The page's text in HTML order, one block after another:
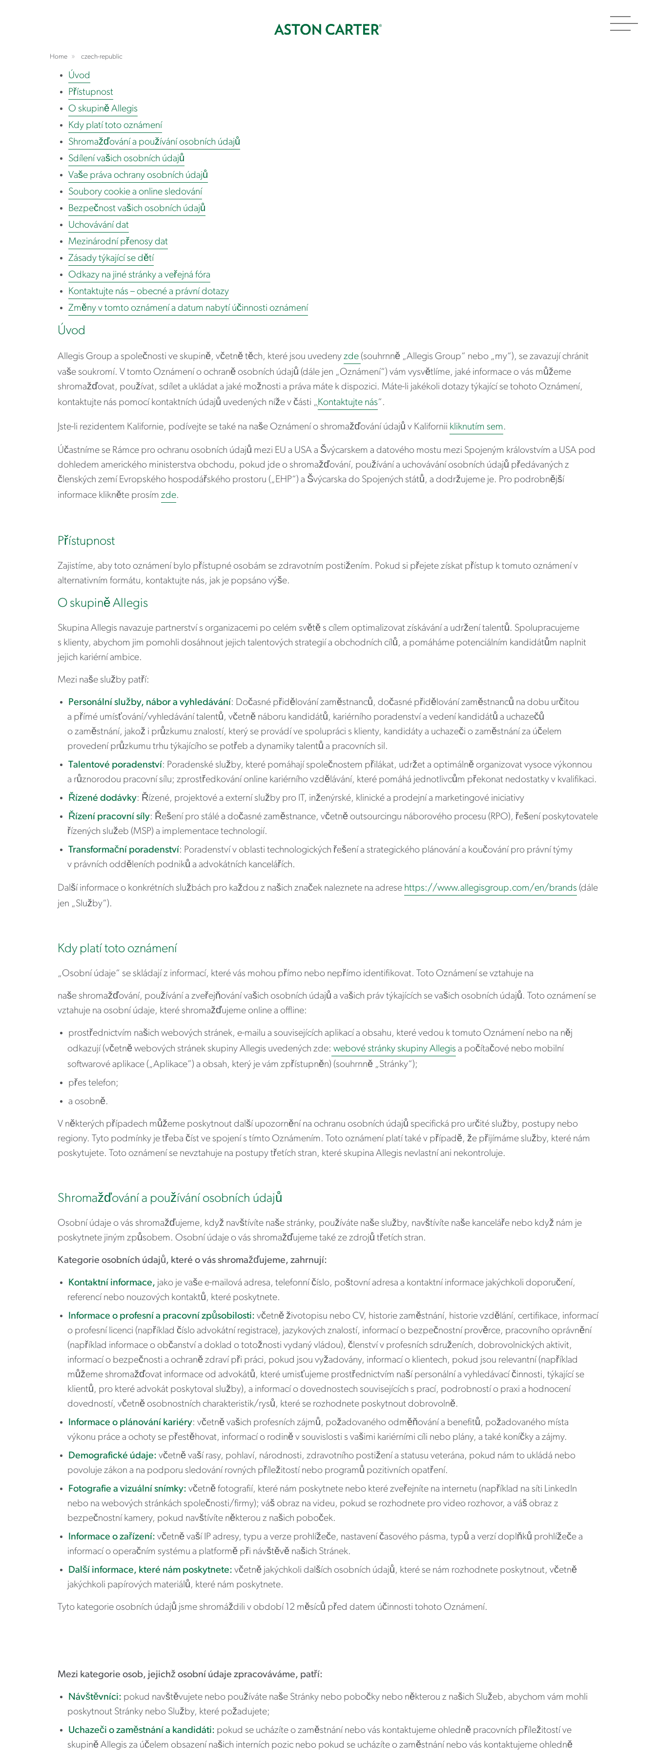
Toggle
Home czech-republic
Úvod
Přístupnost
O skupině Allegis
Kdy platí toto oznámení
Shromažďování a používání osobních údajů
Sdílení vašich osobních údajů
Vaše práva ochrany osobních údajů
Soubory cookie a online sledování
Bezpečnost vašich osobních údajů
Uchovávání dat
Mezinárodní přenosy dat
Zásady týkající se dětí
Odkazy na jiné stránky a veřejná fóra
Kontaktujte nás – obecné a právní dotazy
Změny v tomto oznámení a datum nabytí účinnosti oznámení
Úvod
Allegis Group a společnosti ve skupině, včetně těch, které jsou uvedeny zde (souhrnně „Allegis Group“ nebo „my“), se zavazují chránit
vaše soukromí. V tomto Oznámení o ochraně osobních údajů (dále jen „Oznámení“) vám vysvětlíme, jaké informace o vás můžeme
shromažďovat, používat, sdílet a ukládat a jaké možnosti a práva máte k dispozici. Máte-li jakékoli dotazy týkající se tohoto Oznámení,
kontaktujte nás pomocí kontaktních údajů uvedených níže v části „ Kontaktujte nás“.
Jste-li rezidentem Kalifornie, podívejte se také na naše Oznámení o shromažďování údajů v Kalifornii kliknutím sem.
Účastníme se Rámce pro ochranu osobních údajů mezi EU a USA a Švýcarskem a datového mostu mezi Spojeným královstvím a USA pod
dohledem amerického ministerstva obchodu, pokud jde o shromažďování, používání a uchovávání osobních údajů předávaných z
členských zemí Evropského hospodářského prostoru („EHP“) a Švýcarska do Spojených států, a dodržujeme je. Pro podrobnější
informace klikněte prosím zde.
Přístupnost
Zajistíme, aby toto oznámení bylo přístupné osobám se zdravotním postižením. Pokud si přejete získat přístup k tomuto oznámení v
alternativním formátu, kontaktujte nás, jak je popsáno výše.
O skupině Allegis
Skupina Allegis navazuje partnerství s organizacemi po celém světě s cílem optimalizovat získávání a udržení talentů. Spolupracujeme
s klienty, abychom jim pomohli dosáhnout jejich talentových strategií a obchodních cílů, a pomáháme potenciálním kandidátům naplnit
jejich kariérní ambice.
Mezi naše služby patří:
Personální služby, nábor a vyhledávání: Dočasné přidělování zaměstnanců, dočasné přidělování zaměstnanců na dobu určitou
a přímé umísťování/vyhledávání talentů, včetně náboru kandidátů, kariérního poradenství a vedení kandidátů a uchazečů
o zaměstnání, jakož i průzkumu znalostí, který se provádí ve spolupráci s klienty, kandidáty a uchazeči o zaměstnání za účelem
provedení průzkumu trhu týkajícího se potřeb a dynamiky talentů a pracovních sil.
Talentové poradenství: Poradenské služby, které pomáhají společnostem přilákat, udržet a optimálně organizovat vysoce výkonnou
a různorodou pracovní sílu; zprostředkování online kariérního vzdělávání, které pomáhá jednotlivcům překonat nedostatky v kvalifikaci.
Řízené dodávky: Řízené, projektové a externí služby pro IT, inženýrské, klinické a prodejní a marketingové iniciativy
Řízení pracovní síly: Řešení pro stálé a dočasné zaměstnance, včetně outsourcingu náborového procesu (RPO), řešení poskytovatele
řízených služeb (MSP) a implementace technologií.
Transformační poradenství: Poradenství v oblasti technologických řešení a strategického plánování a koučování pro právní týmy
v právních odděleních podniků a advokátních kancelářích.
Další informace o konkrétních službách pro každou z našich značek naleznete na adrese https://www.allegisgroup.com/en/brands (dále
jen „Služby“).
Kdy platí toto oznámení
„Osobní údaje“ se skládají z informací, které vás mohou přímo nebo nepřímo identifikovat. Toto Oznámení se vztahuje na
naše shromažďování, používání a zveřejňování vašich osobních údajů a vašich práv týkajících se vašich osobních údajů. Toto oznámení se
vztahuje na osobní údaje, které shromažďujeme online a offline:
prostřednictvím našich webových stránek, e-mailu a souvisejících aplikací a obsahu, které vedou k tomuto Oznámení nebo na něj
odkazují (včetně webových stránek skupiny Allegis uvedených zde: webové stránky skupiny Allegis a počítačové nebo mobilní
softwarové aplikace („Aplikace”) a obsah, který je vám zpřístupněn) (souhrnně „Stránky“);
přes telefon;
a osobně.
V některých případech můžeme poskytnout další upozornění na ochranu osobních údajů specifická pro určité služby, postupy nebo
regiony. Tyto podmínky je třeba číst ve spojení s tímto Oznámením. Toto oznámení platí také v případě, že přijímáme služby, které nám
poskytujete. Toto oznámení se nevztahuje na postupy třetích stran, které skupina Allegis nevlastní ani nekontroluje.
Shromažďování a používání osobních údajů
Osobní údaje o vás shromažďujeme, když navštívíte naše stránky, používáte naše služby, navštívíte naše kanceláře nebo když nám je
poskytnete jiným způsobem. Osobní údaje o vás shromažďujeme také ze zdrojů třetích stran.
Kategorie osobních údajů, které o vás shromažďujeme, zahrnují:
Kontaktní informace, jako je vaše e-mailová adresa, telefonní číslo, poštovní adresa a kontaktní informace jakýchkoli doporučení,
referencí nebo nouzových kontaktů, které poskytnete.
Informace o profesní a pracovní způsobilosti: včetně životopisu nebo CV, historie zaměstnání, historie vzdělání, certifikace, informací
o profesní licenci (například číslo advokátní registrace), jazykových znalostí, informací o bezpečnostní prověrce, pracovního oprávnění
(například informace o občanství a doklad o totožnosti vydaný vládou), členství v profesních sdruženích, dobrovolnických aktivit,
informací o bezpečnosti a ochraně zdraví při práci, pokud jsou vyžadovány, informací o klientech, pokud jsou relevantní (například
můžeme shromažďovat informace od advokátů, které umisťujeme prostřednictvím naší personální a vyhledávací činnosti, týkající se
klientů, pro které advokát poskytoval služby), a informací o dovednostech souvisejících s prací, podrobností o praxi a hodnocení
dovedností, včetně osobnostních charakteristik/rysů, které se rozhodnete poskytnout dobrovolně.
Informace o plánování kariéry: včetně vašich profesních zájmů, požadovaného odměňování a benefitů, požadovaného místa
výkonu práce a ochoty se přestěhovat, informací o rodině v souvislosti s vašimi kariérními cíli nebo plány, a také koníčky a zájmy.
Demografické údaje: včetně vaší rasy, pohlaví, národnosti, zdravotního postižení a statusu veterána, pokud nám to ukládá nebo
povoluje zákon a na podporu sledování rovných příležitostí nebo programů pozitivních opatření.
Fotografie a vizuální snímky: včetně fotografií, které nám poskytnete nebo které zveřejníte na internetu (například na síti LinkedIn
nebo na webových stránkách společnosti/firmy); váš obraz na videu, pokud se rozhodnete pro video rozhovor, a váš obraz z
bezpečnostní kamery, pokud navštívíte některou z našich poboček.
Informace o zařízení: včetně vaší IP adresy, typu a verze prohlížeče, nastavení časového pásma, typů a verzí doplňků prohlížeče a
informací o operačním systému a platformě při návštěvě našich Stránek.
Další informace, které nám poskytnete: včetně jakýchkoli dalších osobních údajů, které se nám rozhodnete poskytnout, včetně
jakýchkoli papírových materiálů, které nám poskytnete.
Tyto kategorie osobních údajů jsme shromáždili v období 12 měsíců před datem účinnosti tohoto Oznámení.
Mezi kategorie osob, jejichž osobní údaje zpracováváme, patří:
Návštěvníci: pokud navštěvujete nebo používáte naše Stránky nebo pobočky nebo některou z našich Služeb, abychom vám mohli
poskytnout Stránky nebo Služby, které požadujete;
Uchazeči o zaměstnání a kandidáti: pokud se ucházíte o zaměstnání nebo vás kontaktujeme ohledně pracovních příležitostí ve
skupině Allegis za účelem obsazení našich interních pozic nebo pokud se ucházíte o zaměstnání nebo vás kontaktujeme ohledně